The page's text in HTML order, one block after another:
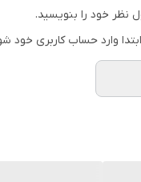
نظر خود را بنویسید.
وارد حساب کاربری خود